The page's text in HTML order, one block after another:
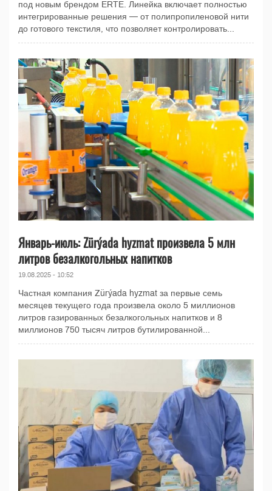
под новым брендом ERTE. Линейка включает полностью
интегрированные решения — от полипропиленовой нити
до готового текстиля, что позволяет контролировать...
Январь-июль: Zürýada hyzmat произвела 5 млн
литров безалкогольных напитков
19.08.2025 - 10:52
Частная компания Zürýada hyzmat за первые семь
месяцев текущего года произвела около 5 миллионов
литров газированных безалкогольных напитков и 8
миллионов 750 тысяч литров бутилированной...